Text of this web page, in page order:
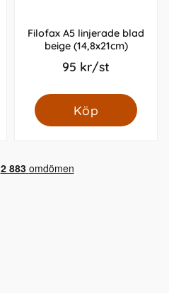
Filofax A5 linjerade blad
beige (14,8x21cm)
95 kr/st
Köp